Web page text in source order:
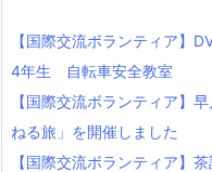
【国際交流ボランティア】
4年生 自転車安全教室
【国際交流ボランティア】
ねる旅」を開催しました
【国際交流ボランティア】